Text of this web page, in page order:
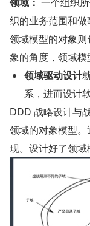
织的业务范围和
领域模型的对象
象的角度，领域模
领域驱动设计
系，进而设计
DDD 战略设计与
领域的对象模型
现。设计好了领域